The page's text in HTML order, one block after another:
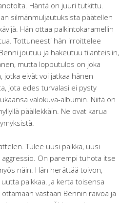
Häntä on juuri tutkittu.
silmänmuljautuksista päätellen
Hän ottaa palkintokaramellin
Tottuneesti hän irroittelee
joutuu ja hakeutuu tilanteisiin,
mutta lopputulos on joka
eivät voi jatkaa hänen
jota edes turvalasi ei pysty
valokuva-albumin. Niitä on
päällekkäin. Ne ovat karua
Tulee uusi paikka, uusi
On parempi tuhota itse
näin. Hän herättää toivon,
paikkaa. Ja kerta toisensa
vastaan Bennin raivoa ja